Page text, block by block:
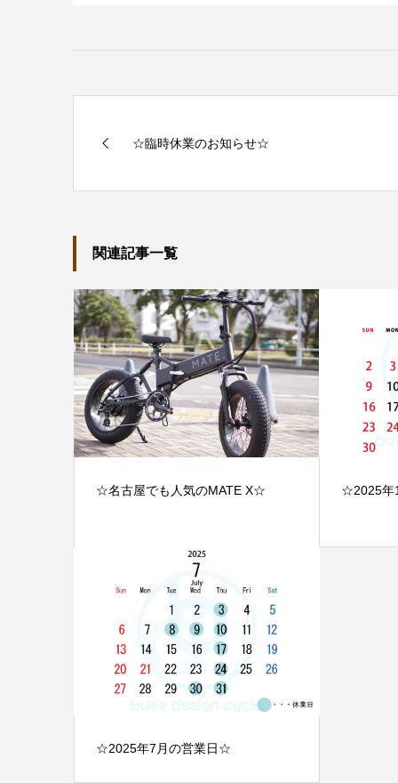
☆臨時休業のお知らせ☆
関連記事一覧
☆名古屋でも人気のMATE X☆ ☆2025年
☆2025年7月の営業日☆